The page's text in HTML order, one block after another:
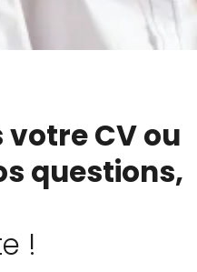
CV ou
questions,
!